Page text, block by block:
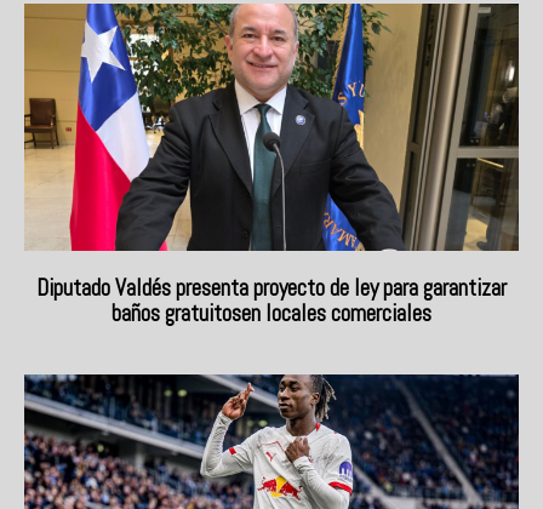
Diputado Valdés presenta proyecto de ley para garantizar
baños gratuitosen locales comerciales